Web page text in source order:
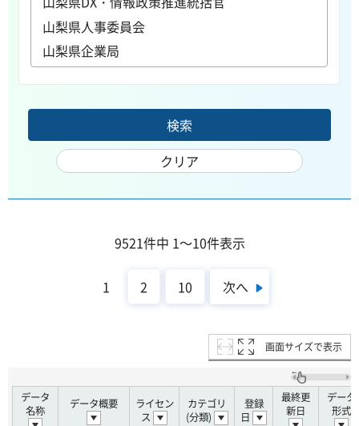
9521件中 1～10件表示
1 2 10 次へ
画面サイズで表示
データ
名称
データ概要
ライセン
ス
カテゴリ
(分類)
登録
日
最終更
新日
データ
形式